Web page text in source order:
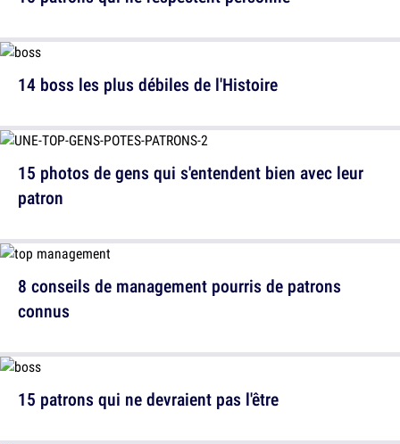
14 boss les plus débiles de l'Histoire
8 conseils de management pourris de patrons
connus
15 photos de gens qui s'entendent bien avec leur
patron
15 patrons qui ne devraient pas l'être